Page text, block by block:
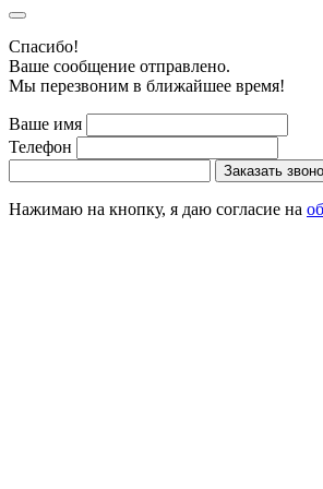
Cпасибо!
Ваше сообщение отправлено.
Мы перезвоним в ближайшее время!
Ваше имя
Телефон
Заказать
Нажимаю на кнопку, я даю согласие на